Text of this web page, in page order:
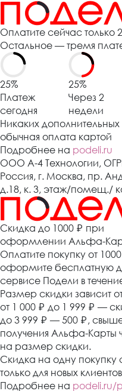
Оплатите сейчас только
Остальное — тремя
25%
Платеж
сегодня
25%
Через 2
недели
Никаких
обычная оплата картой
Подробнее на podeli.ru
ООО А-4 Технологии,
Россия, г. Москва, пр.
д.18, к. 3, этаж/помещ./
Cкидка до 1000 ₽ при
оформлении Альфа-
Оплатите покупку от 1000
оформите бесплатную
сервисе Подели в
Размер скидки зависит
от 1 000 ₽ до 1 999 ₽ —
до 3 999 ₽ — 500 ₽ ,
получения Альфа-Карты
на размер скидки.
Скидка на одну покупку
только для новых
Подробнее на podeli.ru/